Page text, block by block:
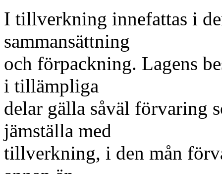
I tillverkning innefattas i
sammansättning
och förpackning. Lagens
i tillämpliga
delar gälla såväl förvaring
jämställa med
tillverkning, i den mån